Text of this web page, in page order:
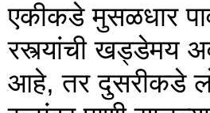
एकीकडे मुसळधार
रस्त्यांची खड्डेमय
आहे, तर दुसरीकडे